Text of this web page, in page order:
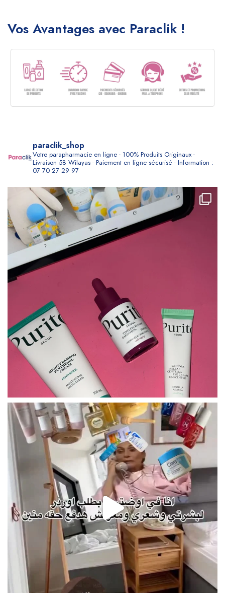
Vos Avantages avec Paraclik !
paraclik_shop
Votre parapharmacie en ligne - 100% Produits Originaux -
Livraison 58 Wilayas - Paiement en ligne sécurisé - Information :
07 70 27 29 97